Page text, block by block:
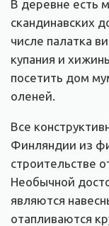
В деревне есть
скандинавских
числе палатка
купания и
посетить дом
оленей.
Все
Финляндии из
строительстве
Необычной
являются
отапливаются